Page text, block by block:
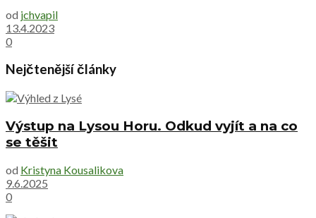
od jchvapil
13.4.2023
0
Nejčtenější články
Výstup na Lysou Horu. Odkud vyjít a na co
se těšit
od Kristyna Kousalikova
9.6.2025
0